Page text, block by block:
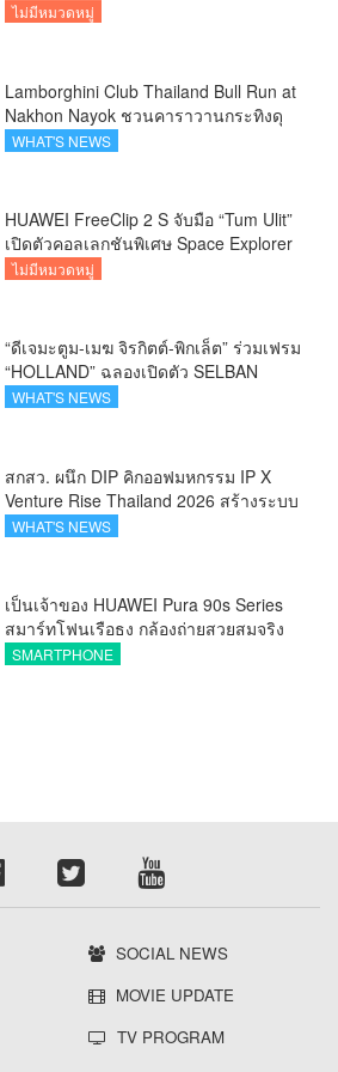
ไม่มีหมวดหมู่
Lamborghini Club Thailand Bull Run at
Nakhon Nayok ชวนคาราวานกระทิงดุ
สัมผัสธรรมชาติเมืองรอง ณ นครนายก
WHAT'S NEWS
HUAWEI FreeClip 2 S จับมือ “Tum Ulit”
เปิดตัวคอลเลกชันพิเศษ Space Explorer
ถ่ายทอดศิลปะบนเคสหูฟัง
ไม่มีหมวดหมู่
“ดีเจมะตูม-เมฆ จิรกิตต์-พิกเล็ต” ร่วมเฟรม
“HOLLAND” ฉลองเปิดตัว SELBAN
แบรนด์แฟชั่นครีเอทีฟ เชื่อมคัลเจอร์ไทย-
WHAT'S NEWS
สกสว. ผนึก DIP คิกออฟมหกรรม IP X
Venture Rise Thailand 2026 สร้างระบบ
นิเวศเชื่อมทรัพย์สินทางปัญญาผ่าน
WHAT'S NEWS
เป็นเจ้าของ HUAWEI Pura 90s Series
สมาร์ทโฟนเรือธง กล้องถ่ายสวยสมจริง
ทุกระยะ พร้อมของสมนาคุณและสิทธิ
SMARTPHONE
SOCIAL NEWS
MOVIE UPDATE
TV PROGRAM